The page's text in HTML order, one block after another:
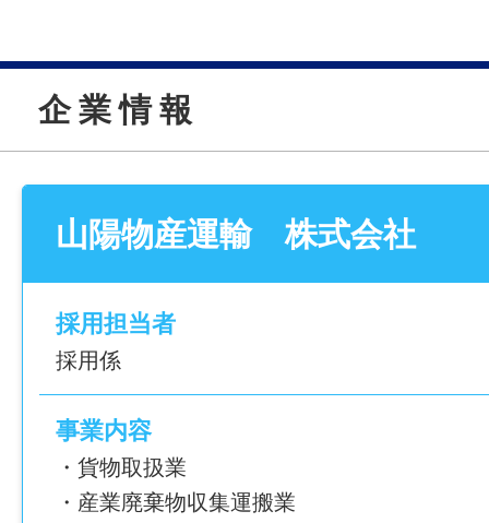
就業場所
〒740-0003 山口県岩国市飯田町2-8-1 日
場内
最寄り駅：JR山陽本線「岩国駅」より徒歩
勤務地変更の可能性：なし
最寄り駅
JR山陽本線「岩国駅」より徒歩15分
給与
月給 総支給 280,354円～346,200円
（日給：8,400円）
6:30～7:15 A工場到着（積込作業～シー
7:15～ 運搬開始
11:55～15:15 点検・アルコールチェック・
て退社！
——————
【この求人の魅力は…】
●毎日お家でお風呂とご飯！
●体力勝負じゃありません！
手積み作業ゼロで体に優しい♪
企 業 情 報
山陽物産運輸 株式会社
採用担当者
採用係
事業内容
・貨物取扱業
・産業廃棄物収集運搬業